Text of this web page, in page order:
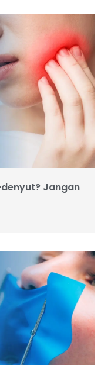
Jangan